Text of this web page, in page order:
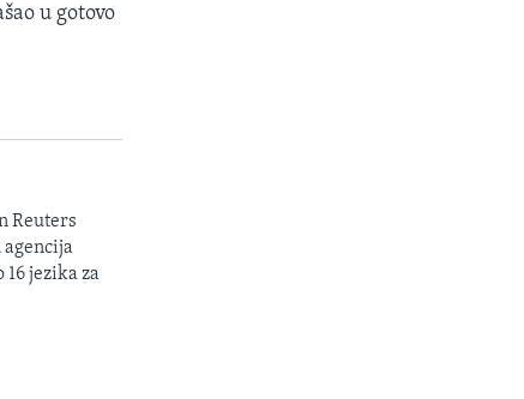
u gotovo
Reuters
agencija
jezika za